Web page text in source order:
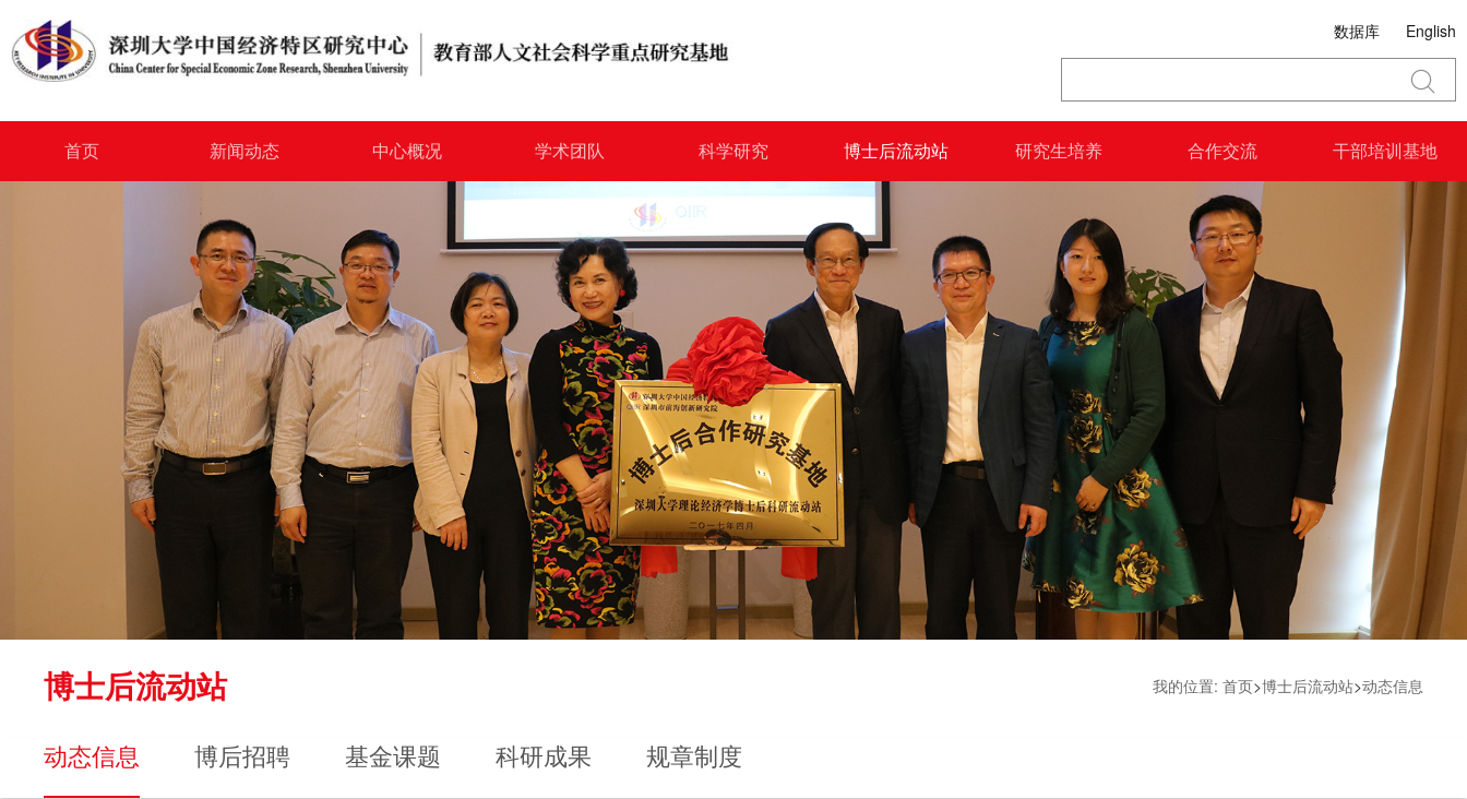
数据库 English
首页 新闻动态 中心概况 学术团队 科学研究 博士后流动站 研究生培养 合作交流 干部培训基地
博士后流动站 我的位置: 首页>博士后流动站>动态信息
动态信息 博后招聘 基金课题 科研成果 规章制度